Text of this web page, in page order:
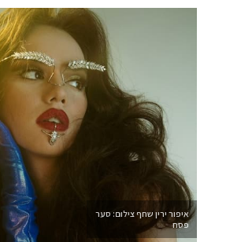
איפור ירין שחף צילום: סער
פסח